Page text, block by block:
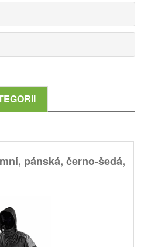
pánská, černo-šedá,